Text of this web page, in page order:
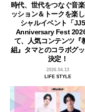
時代、世代をつなぐ音
ッション＆トークを楽
シャルイベント「
Anniversary Fest
て、人気コンテンツ『
組』タマとのコラボグ
決定！
2026.04.13
LIFE STYLE